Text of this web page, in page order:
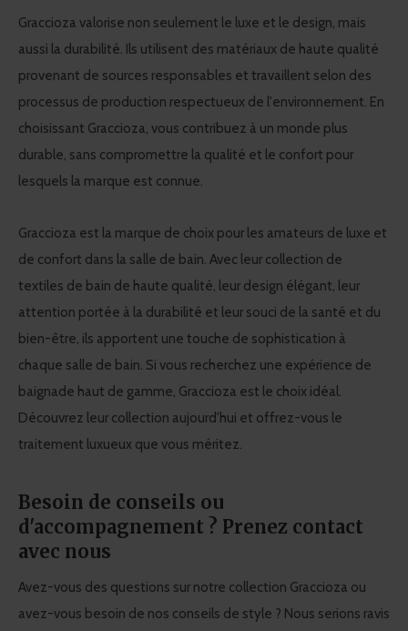
Graccioza valorise non seulement le luxe et le design, mais
aussi la durabilité. Ils utilisent des matériaux de haute qualité
provenant de sources responsables et travaillent selon des
processus de production respectueux de l'environnement. En
choisissant Graccioza, vous contribuez à un monde plus
durable, sans compromettre la qualité et le confort pour
lesquels la marque est connue.
Graccioza est la marque de choix pour les amateurs de luxe et
de confort dans la salle de bain. Avec leur collection de
textiles de bain de haute qualité, leur design élégant, leur
attention portée à la durabilité et leur souci de la santé et du
bien-être, ils apportent une touche de sophistication à
chaque salle de bain. Si vous recherchez une expérience de
baignade haut de gamme, Graccioza est le choix idéal.
Découvrez leur collection aujourd'hui et offrez-vous le
traitement luxueux que vous méritez.
Besoin de conseils ou
d'accompagnement ? Prenez contact
avec nous
Avez-vous des questions sur notre collection Graccioza ou
avez-vous besoin de nos conseils de style ? Nous serions ravis